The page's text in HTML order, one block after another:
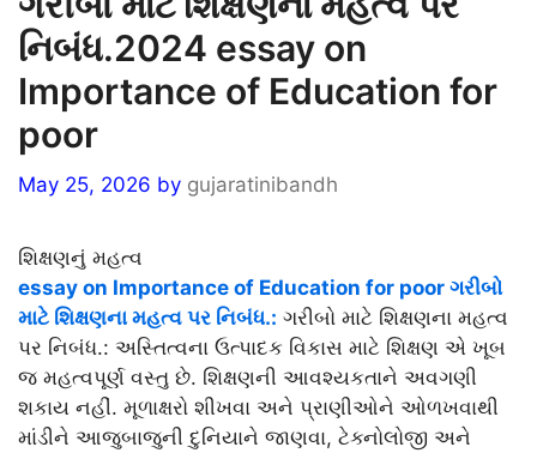
નિબંધ.2024 essay on
Importance of Education for
poor
May 25, 2026 by gujaratinibandh
શિક્ષણનું મહત્વ
essay on Importance of Education for poor ગરીબો
માટે શિક્ષણના મહત્વ પર નિબંધ.: ગરીબો માટે શિક્ષણના મહત્વ
પર નિબંધ.: અસ્તિત્વના ઉત્પાદક વિકાસ માટે શિક્ષણ એ ખૂબ
જ મહત્વપૂર્ણ વસ્તુ છે. શિક્ષણની આવશ્યકતાને અવગણી
શકાય નહીં. મૂળાક્ષરો શીખવા અને પ્રાણીઓને ઓળખવાથી
માંડીને આજુબાજુની દુનિયાને જાણવા, ટેક્નોલોજી અને